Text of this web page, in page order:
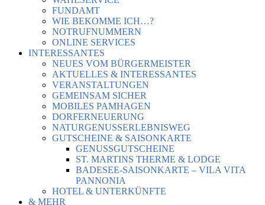
FUNDAMT
WIE BEKOMME ICH…?
NOTRUFNUMMERN
ONLINE SERVICES
INTERESSANTES
NEUES VOM BÜRGERMEISTER
AKTUELLES & INTERESSANTES
VERANSTALTUNGEN
GEMEINSAM SICHER
MOBILES PAMHAGEN
DORFERNEUERUNG
NATURGENUSSERLEBNISWEG
GUTSCHEINE & SAISONKARTE
GENUSSGUTSCHEINE
ST. MARTINS THERME & LODGE
BADESEE-SAISONKARTE – VILA VITA
PANNONIA
HOTEL & UNTERKÜNFTE
& MEHR